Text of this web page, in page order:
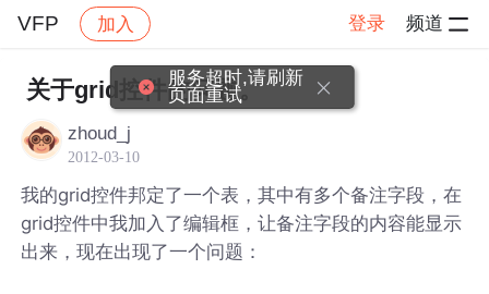
VFP 加入 登录 频道
社区 VFP 帖子详情
关于grid控件的问题。
zhoud_j
2012-03-10
我的grid控件邦定了一个表，其中有多个备注字段，在
grid控件中我加入了编辑框，让备注字段的内容能显示
出来，现在出现了一个问题：
服务超时,请刷新
页面重试